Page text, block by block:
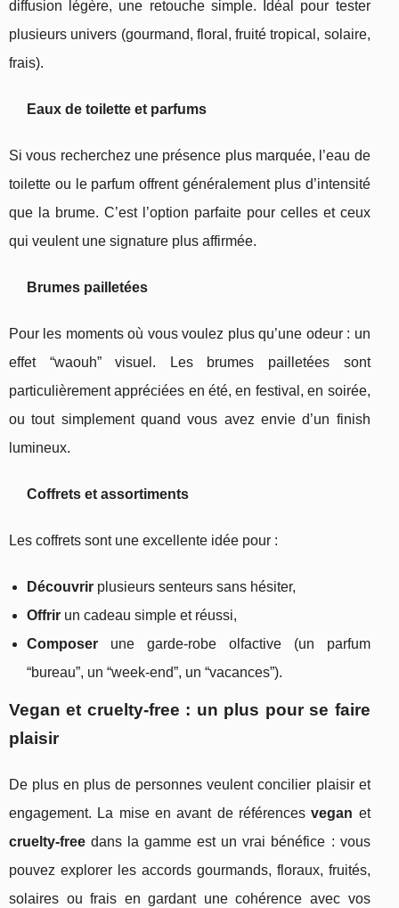
diffusion légère, une retouche simple. Idéal pour tester
plusieurs univers (gourmand, floral, fruité tropical, solaire,
frais).
Eaux de toilette et parfums
Si vous recherchez une présence plus marquée, l’eau de
toilette ou le parfum offrent généralement plus d’intensité
que la brume. C’est l’option parfaite pour celles et ceux
qui veulent une signature plus affirmée.
Brumes pailletées
Pour les moments où vous voulez plus qu’une odeur : un
effet “waouh” visuel. Les brumes pailletées sont
particulièrement appréciées en été, en festival, en soirée,
ou tout simplement quand vous avez envie d’un finish
lumineux.
Coffrets et assortiments
Les coffrets sont une excellente idée pour :
Découvrir plusieurs senteurs sans hésiter,
Offrir un cadeau simple et réussi,
Composer une garde-robe olfactive (un parfum
“bureau”, un “week-end”, un “vacances”).
Vegan et cruelty-free : un plus pour se faire
plaisir
De plus en plus de personnes veulent concilier plaisir et
engagement. La mise en avant de référencesvegan et
cruelty-free dans la gamme est un vrai bénéfice : vous
pouvez explorer les accords gourmands, floraux, fruités,
solaires ou frais en gardant une cohérence avec vos